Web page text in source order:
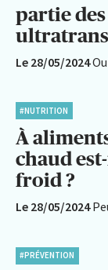
partie
Le 28/05/2024
#NUTRITION
À
chaud
froid ?
Le 28/05/2024
#PRÉVENTION